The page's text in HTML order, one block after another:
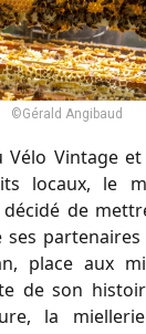
©Gérald Angibaud
Vélo Vintage
locaux, le
de
partenaires
place aux
de son
la